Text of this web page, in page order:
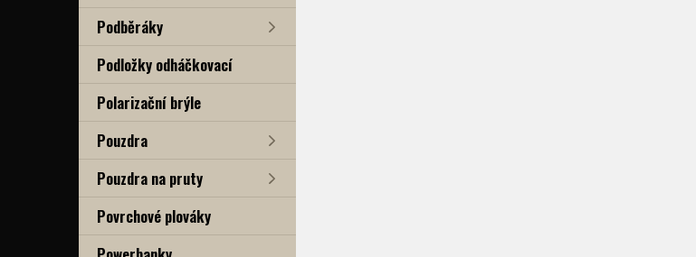
Podběráky
Podložky odháčkovací
Polarizační brýle
Pouzdra
Pouzdra na pruty
Povrchové plováky